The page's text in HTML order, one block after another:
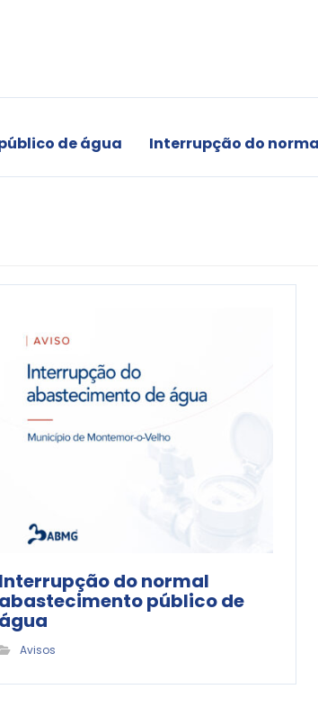
de água Interrupção do
Interrupção do normal
abastecimento público de
água
Avisos